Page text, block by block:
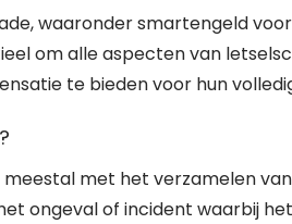
waaronder smartengeld
om alle aspecten van
te bieden voor hun
met het verzamelen
ongeval of incident waarbij